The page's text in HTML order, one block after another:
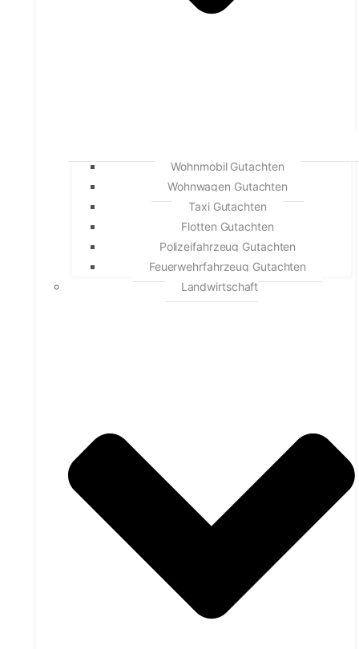
Wohnmobil Gutachten
Wohnwagen Gutachten
Taxi Gutachten
Flotten Gutachten
Polizeifahrzeug Gutachten
Feuerwehrfahrzeug Gutachten
Landwirtschaft